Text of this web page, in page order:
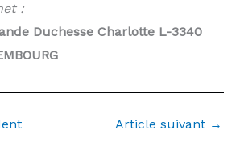
:
Duchesse Charlotte L-3340
Article suivant →